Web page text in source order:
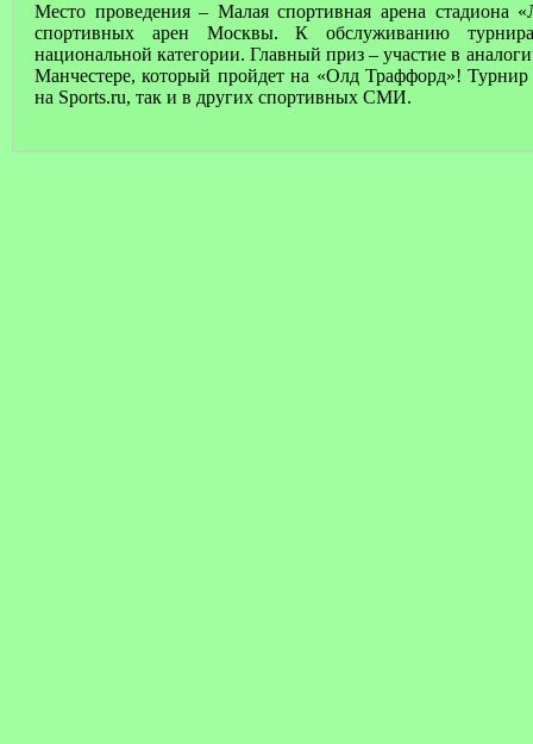
Место проведения – Малая спортивная арена стадиона
спортивных арен Москвы. К обслуживанию
национальной категории. Главный приз – участие в
Манчестере, который пройдет на «Олд Траффорд»! Турнир
на Sports.ru, так и в других спортивных СМИ.